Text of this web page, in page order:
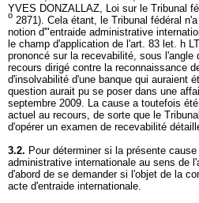
YVES DONZALLAZ, Loi sur le Tribunal
o 2871). Cela étant, le Tribunal fédéral
notion d'"entraide administrative
le champ d'application de l'art. 83 let. h
prononcé sur la recevabilité, sous l'angle
recours dirigé contre la reconnaissance
d'insolvabilité d'une banque qui auraient
question aurait pu se poser dans une
septembre 2009. La cause a toutefois
actuel au recours, de sorte que le
d'opérer un examen de recevabilité
3.2. Pour déterminer si la présente
administrative internationale au sens de l'
d'abord de se demander si l'objet de la
acte d'entraide internationale.